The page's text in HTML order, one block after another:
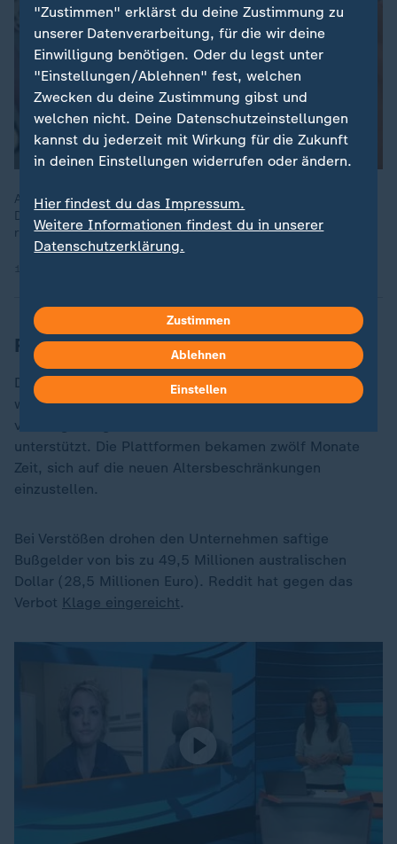
Australien beschränkt Social Media für Jugendliche. Auch in
Deutschland zeigt mehr als ein Viertel der Jugendlichen ein
riskantes Nutzungsverhalten.
Reddit klagt gegen das Gesetz
Das Gesetz war bereits Ende 2024 verabschiedet
worden. Fast alle großen Parteien hatten den Vorstoß
von Regierungschef Albanese im Parlament
unterstützt. Die Plattformen bekamen zwölf Monate
Zeit, sich auf die neuen Altersbeschränkungen
einzustellen.
Bei Verstößen drohen den Unternehmen saftige
Bußgelder von bis zu 49,5 Millionen australischen
Dollar (28,5 Millionen Euro). Reddit hat gegen das
Verbot Klage eingereicht.
"Zustimmen" erklärst du deine Zustimmung zu
unserer Datenverarbeitung, für die wir deine
Einwilligung benötigen. Oder du legst unter
"Einstellungen/Ablehnen" fest, welchen
Zwecken du deine Zustimmung gibst und
welchen nicht. Deine Datenschutzeinstellungen
kannst du jederzeit mit Wirkung für die Zukunft
in deinen Einstellungen widerrufen oder ändern.
Hier findest du das Impressum.
Weitere Informationen findest du in unserer
Datenschutzerklärung.
Zustimmen
Ablehnen
Einstellen